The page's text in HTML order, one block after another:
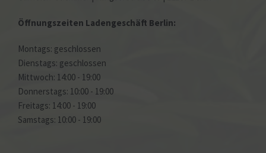
Öffnungszeiten Ladengeschäft Berlin:
Montags: geschlossen
Dienstags: geschlossen
Mittwoch: 14:00 - 19:00
Donnerstags: 10:00 - 19:00
Freitags: 14:00 - 19:00
Samstags: 10:00 - 19:00